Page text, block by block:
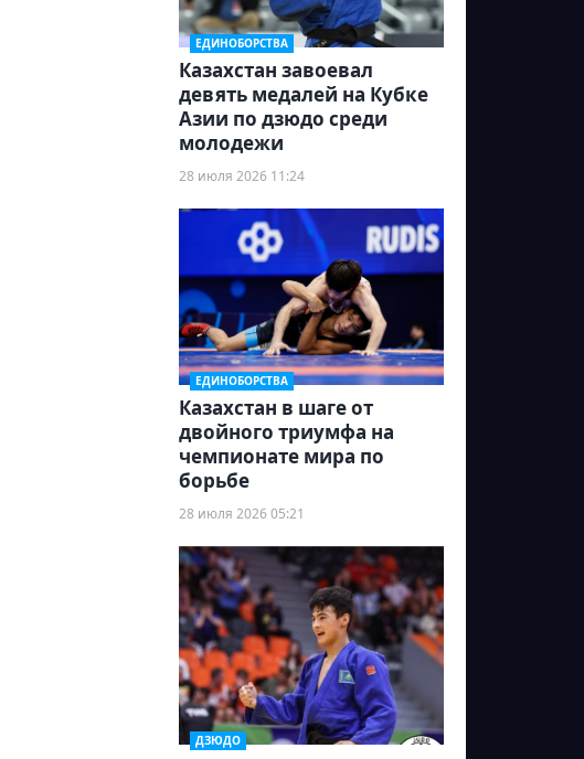
ЕДИНОБОРСТВА
Казахстан завоевал
девять медалей на Кубке
Азии по дзюдо среди
молодежи
28 июля 2026 11:24
ЕДИНОБОРСТВА
Казахстан в шаге от
двойного триумфа на
чемпионате мира по
борьбе
28 июля 2026 05:21
ДЗЮДО